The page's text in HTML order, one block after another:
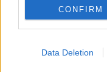
CONFIRM
Data Deletion
arciprestado
famalicão
futsal